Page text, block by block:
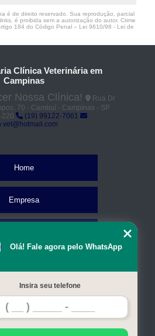
é de direito reservado. Sua reprodução, parcial
é proibida sem a autorização do autor. Crime
184 do Código Penal – Lei 9610/98 - Lei de
Clínica Veterinária em
Campinas
Nossa Clínica!
Rua Dr
70 - Cambuí - Campinas - SP
220
(19) 99122-7061
Home
Empresa
Contato
Mapa do site
Olá! Fale agora pelo WhatsApp
Insira seu telefone